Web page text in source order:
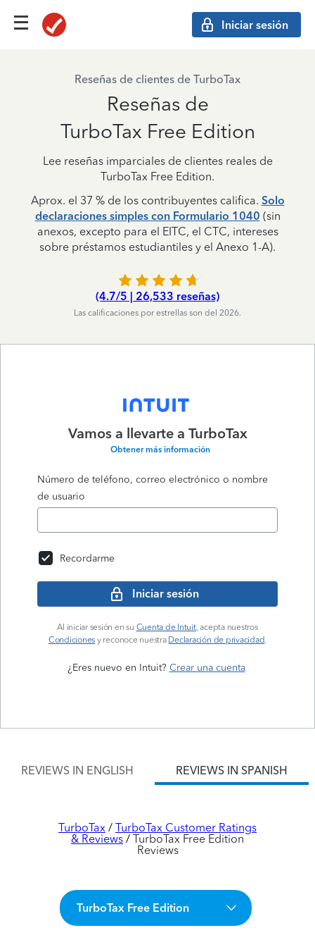
Iniciar sesión
Reseñas de clientes de TurboTax
Reseñas de
TurboTax Free Edition
Lee reseñas imparciales de clientes reales de
TurboTax Free Edition.
Aprox. el 37 % de los contribuyentes califica. Solo
declaraciones simples con Formulario 1040 (sin
anexos, excepto para el EITC, el CTC, intereses
sobre préstamos estudiantiles y el Anexo 1-A).
(4.7/5 | 26,533 reseñas)
Las calificaciones por estrellas son del 2026.
Vamos a llevarte a TurboTax
Obtener más información
Número de teléfono, correo electrónico o nombre
de usuario
Recordarme
Iniciar sesión
Al iniciar sesión en su Cuenta de Intuit, acepta nuestros
Condiciones y reconoce nuestra Declaración de privacidad.
¿Eres nuevo en Intuit? Crear una cuenta
REVIEWS IN ENGLISH REVIEWS IN SPANISH
TurboTax
TurboTax Customer Ratings
& Reviews
TurboTax Free Edition
Reviews
TurboTax Free Edition